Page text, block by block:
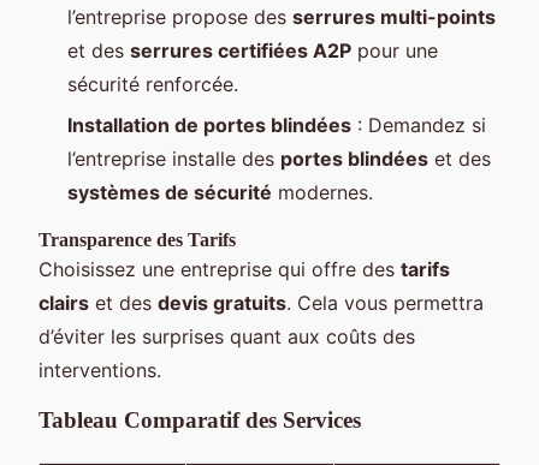
l’entreprise propose des serrures multi-points
et des serrures certifiées A2P pour une
sécurité renforcée.
Installation de portes blindées : Demandez si
l’entreprise installe des portes blindées et des
systèmes de sécurité modernes.
Transparence des Tarifs
Choisissez une entreprise qui offre des tarifs
clairs et des devis gratuits. Cela vous permettra
d’éviter les surprises quant aux coûts des
interventions.
Tableau Comparatif des Services